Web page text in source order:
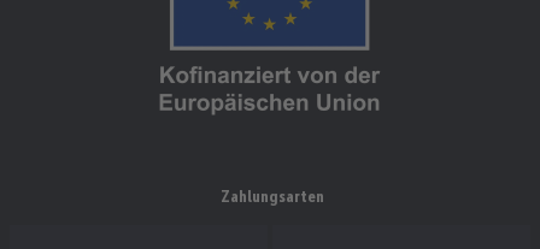
Zahlungsarten